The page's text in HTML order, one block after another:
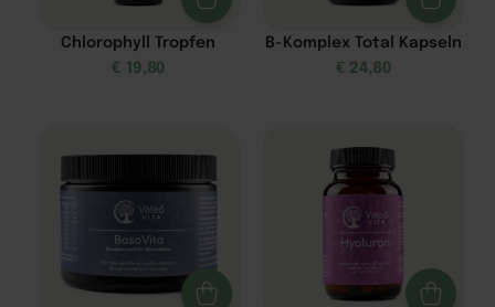
Chlorophyll Tropfen
€ 19,80
B-Komplex Total Kapseln
€ 24,80